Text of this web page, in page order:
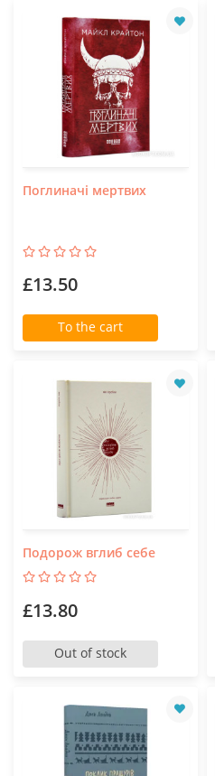
Поглиначі мертвих
£13.50
To the cart
Подорож вглиб себе
£13.80
Out of stock